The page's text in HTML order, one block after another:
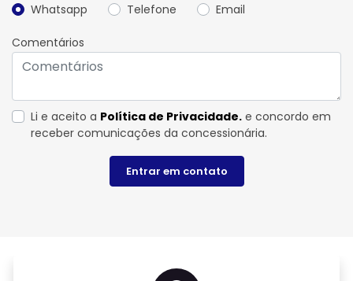
Whatsapp
Telefone Email
Comentários
Li e aceito a Política de Privacidade. e concordo em
receber comunicações da concessionária.
Entrar em contato